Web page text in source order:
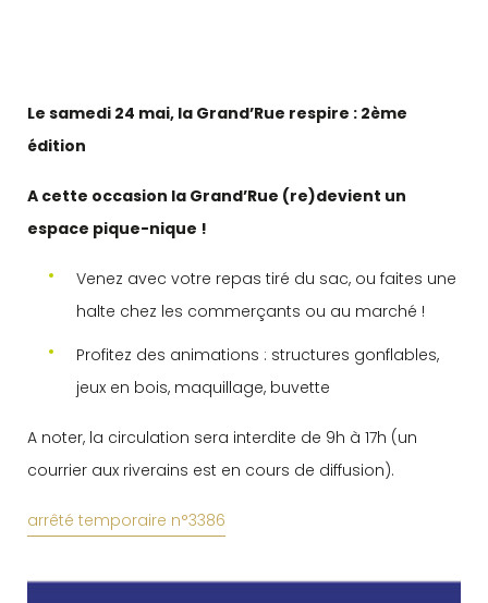
Le samedi 24 mai, la Grand’Rue respire : 2ème
édition
A cette occasion la Grand’Rue (re)devient un
espace pique-nique !
Venez avec votre repas tiré du sac, ou faites une
halte chez les commerçants ou au marché !
Profitez des animations : structures gonflables,
jeux en bois, maquillage, buvette
A noter, la circulation sera interdite de 9h à 17h (un
courrier aux riverains est en cours de diffusion).
arrêté temporaire n°3386